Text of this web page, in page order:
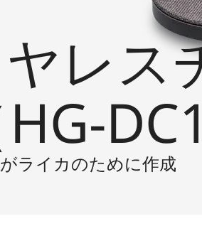
レス
ライカのために作成